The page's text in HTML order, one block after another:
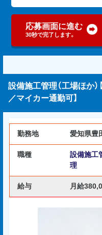
応募画面に進む
30秒で完了します。
設備施工管理（工場ほか
／マイカー通勤可】
勤務地 愛知県豊
職種 設備施工
理
給与 月給